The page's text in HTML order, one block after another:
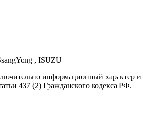
, ISUZU
информационный
437 (2) Гражданского кодекса РФ.